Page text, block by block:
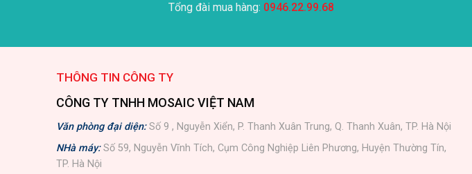
Tổng đài mua hàng: 0946.22.99.68
THÔNG TIN CÔNG TY
CÔNG TY TNHH MOSAIC VIỆT NAM
Văn phòng đại diện:Số 9 , Nguyễn Xiển, P. Thanh Xuân Trung, Q. Thanh Xuân, TP. Hà Nội
NHà máy: Số 59, Nguyễn Vĩnh Tích, Cụm Công Nghiệp Liên Phương, Huyện Thường Tín,
TP. Hà Nội